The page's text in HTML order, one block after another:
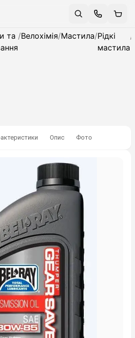
та /Велохімія/Мастила/Рідкі
мастила
/
Опис Фото